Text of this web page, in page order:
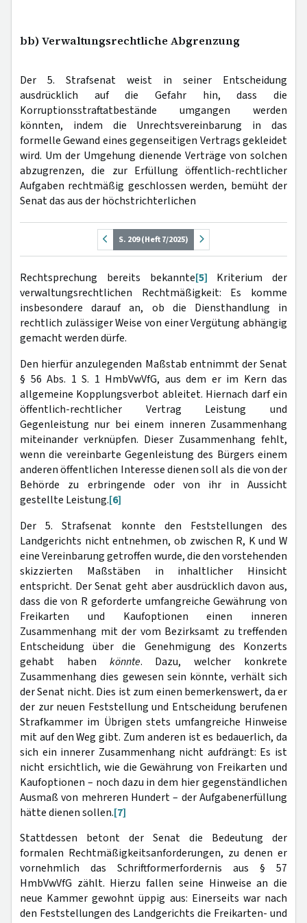
bb) Verwaltungsrechtliche Abgrenzung
Der 5. Strafsenat weist in seiner Entscheidung
ausdrücklich auf die Gefahr hin, dass die
Korruptionsstraftatbestände umgangen werden
könnten, indem die Unrechtsvereinbarung in das
formelle Gewand eines gegenseitigen Vertrags gekleidet
wird. Um der Umgehung dienende Verträge von solchen
abzugrenzen, die zur Erfüllung öffentlich-rechtlicher
Aufgaben rechtmäßig geschlossen werden, bemüht der
Senat das aus der höchstrichterlichen
S. 209 (Heft 7/2025)
Rechtsprechung bereits bekannte[5] Kriterium der
verwaltungsrechtlichen Rechtmäßigkeit: Es komme
insbesondere darauf an, ob die Diensthandlung in
rechtlich zulässiger Weise von einer Vergütung abhängig
gemacht werden dürfe.
Den hierfür anzulegenden Maßstab entnimmt der Senat
§ 56 Abs. 1 S. 1 HmbVwVfG, aus dem er im Kern das
allgemeine Kopplungsverbot ableitet. Hiernach darf ein
öffentlich-rechtlicher Vertrag Leistung und
Gegenleistung nur bei einem inneren Zusammenhang
miteinander verknüpfen. Dieser Zusammenhang fehlt,
wenn die vereinbarte Gegenleistung des Bürgers einem
anderen öffentlichen Interesse dienen soll als die von der
Behörde zu erbringende oder von ihr in Aussicht
gestellte Leistung.[6]
Der 5. Strafsenat konnte den Feststellungen des
Landgerichts nicht entnehmen, ob zwischen R, K und W
eine Vereinbarung getroffen wurde, die den vorstehenden
skizzierten Maßstäben in inhaltlicher Hinsicht
entspricht. Der Senat geht aber ausdrücklich davon aus,
dass die von R geforderte umfangreiche Gewährung von
Freikarten und Kaufoptionen einen inneren
Zusammenhang mit der vom Bezirksamt zu treffenden
Entscheidung über die Genehmigung des Konzerts
gehabt haben könnte. Dazu, welcher konkrete
Zusammenhang dies gewesen sein könnte, verhält sich
der Senat nicht. Dies ist zum einen bemerkenswert, da er
der zur neuen Feststellung und Entscheidung berufenen
Strafkammer im Übrigen stets umfangreiche Hinweise
mit auf den Weg gibt. Zum anderen ist es bedauerlich, da
sich ein innerer Zusammenhang nicht aufdrängt: Es ist
nicht ersichtlich, wie die Gewährung von Freikarten und
Kaufoptionen – noch dazu in dem hier gegenständlichen
Ausmaß von mehreren Hundert – der Aufgabenerfüllung
hätte dienen sollen.[7]
Stattdessen betont der Senat die Bedeutung der
formalen Rechtmäßigkeitsanforderungen, zu denen er
vornehmlich das Schriftformerfordernis aus § 57
HmbVwVfG zählt. Hierzu fallen seine Hinweise an die
neue Kammer gewohnt üppig aus: Einerseits war nach
den Feststellungen des Landgerichts die Freikarten- und